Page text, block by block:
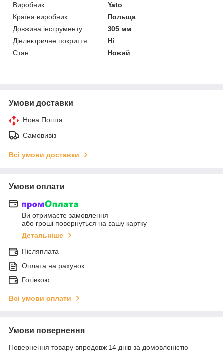
Виробник
Yato
Країна виробник
Польща
Довжина інструменту
305 мм
Діелектричне покриття
Ні
Стан
Новий
Умови доставки
Нова Пошта
Самовивіз
Всі умови доставки
Умови оплати
Ви отримаєте замовлення
або гроші повернуться на вашу картку
Детальніше
Післяплата
Оплата на рахунок
Готівкою
Всі умови оплати
Умови повернення
Повернення товару впродовж 14 днів за домовленістю